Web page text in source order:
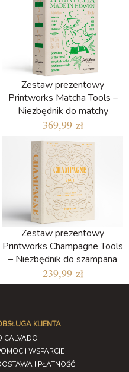
Zestaw prezentowy
Printworks Matcha Tools –
Niezbędnik do matchy
369,99 zł
Zestaw prezentowy
Printworks Champagne Tools
– Niezbędnik do szampana
239,99 zł
KLIENTA
CALVADO
I WSPARCIE
I PŁATNOŚĆ